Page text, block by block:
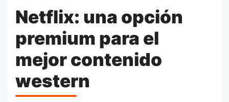
Netflix: una opción
premium para el
mejor contenido
western